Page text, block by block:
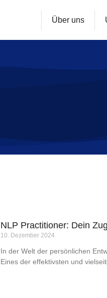
Über uns
NLP Practitioner: Dein
10. Dezember 2024
In der Welt der persönlichen
Eines der effektivsten und